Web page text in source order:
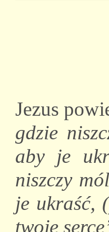
Jezus
gdzie
aby je
niszczy
je ukraść,
twoje